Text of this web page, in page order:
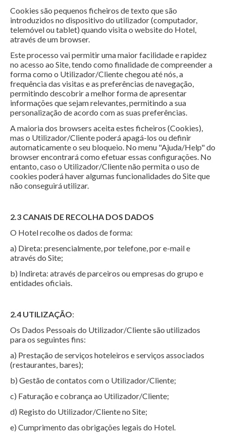
Cookies são pequenos ficheiros de texto que são
introduzidos no dispositivo do utilizador (computador,
telemóvel ou tablet) quando visita o website do Hotel,
através de um browser.
Este processo vai permitir uma maior facilidade e rapidez
no acesso ao Site, tendo como finalidade de compreender a
forma como o Utilizador/Cliente chegou até nós, a
frequência das visitas e as preferências de navegação,
permitindo descobrir a melhor forma de apresentar
informações que sejam relevantes, permitindo a sua
personalização de acordo com as suas preferências.
A maioria dos browsers aceita estes ficheiros (Cookies),
mas o Utilizador/Cliente poderá apagá-los ou definir
automaticamente o seu bloqueio. No menu "Ajuda/Help" do
browser encontrará como efetuar essas configurações. No
entanto, caso o Utilizador/Cliente não permita o uso de
cookies poderá haver algumas funcionalidades do Site que
não conseguirá utilizar.
2.3 CANAIS DE RECOLHA DOS DADOS
O Hotel recolhe os dados de forma:
a) Direta: presencialmente, por telefone, por e-mail e
através do Site;
b) Indireta: através de parceiros ou empresas do grupo e
entidades oficiais.
2.4 UTILIZAÇÃO:
Os Dados Pessoais do Utilizador/Cliente são utilizados
para os seguintes fins:
a) Prestação de serviços hoteleiros e serviços associados
(restaurantes, bares);
b) Gestão de contatos com o Utilizador/Cliente;
c) Faturação e cobrança ao Utilizador/Cliente;
d) Registo do Utilizador/Cliente no Site;
e) Cumprimento das obrigações legais do Hotel.